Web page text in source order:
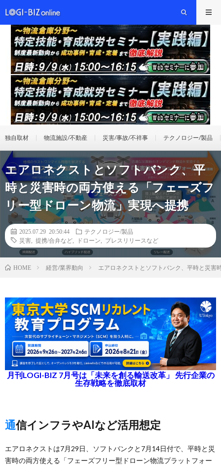
独自取材 物流施設/不動産 災害/事故/不祥事 テクノロジー/製品
エアロネクストとソフトバンク、平
時と災害時の両方使える「フェーズフ
リー型ドローン物流」実現へ提携
2025.07.29 20:50:44
テクノロジー/製品
災害
提携/合弁など ドローン プレスリリースなど
HOME 経営/業界動向 エアロネクストとソフトバンク、平時と災害
月刊LOGI-BIZ 7月号は「未来を創る輸送改革」 先行企業の
生存戦略を徹底取材
通信インフラやAIなど活用想定
エアロネクストは7月29日、ソフトバンクと7月14日付で、平時と災
害時の両方使える「フェーズフリー型ドローン物流プラットフォー